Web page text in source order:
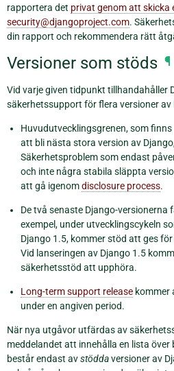
rapportera det privat genom att skicka
security@djangoproject.com.
din rapport och rekommendera rätt
Versioner som stöds ¶
Vid varje given tidpunkt tillhandahåller
säkerhetssupport för flera versioner av
Huvudutvecklingsgrenen, som
att bli nästa stora version av
Säkerhetsproblem som endast
och inte några stabila släppta
att gå igenomdisclosure process.
De två senaste Django-versionerna
exempel, under utvecklingscykeln
Django 1.5, kommer stöd att ges
Vid lanseringen av Django 1.5
säkerhetsstöd att upphöra.
Long-term support release kommer
under en angiven period.
När nya utgåvor utfärdas av
meddelandet att innehålla en lista över
består endast avstöddaversioner av